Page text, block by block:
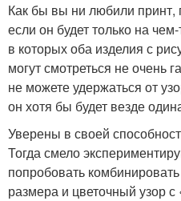
Как бы вы ни любили
если он будет только на
в которых оба изделия с
могут смотреться не очень
не можете удержаться от
он хотя бы будет везде
Уверены в своей
Тогда смело
попробовать
размера и цветочный узор